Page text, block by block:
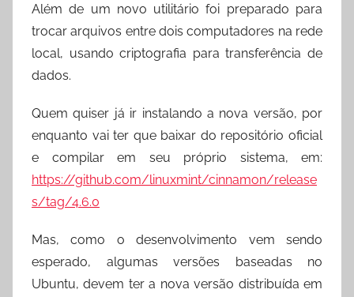
Além de um novo utilitário foi preparado para
trocar arquivos entre dois computadores na rede
local, usando criptografia para transferência de
dados.
Quem quiser já ir instalando a nova versão, por
enquanto vai ter que baixar do repositório oficial
e compilar em seu próprio sistema, em:
https://github.com/linuxmint/cinnamon/release
s/tag/4.6.0
Mas, como o desenvolvimento vem sendo
esperado, algumas versões baseadas no
Ubuntu, devem ter a nova versão distribuída em